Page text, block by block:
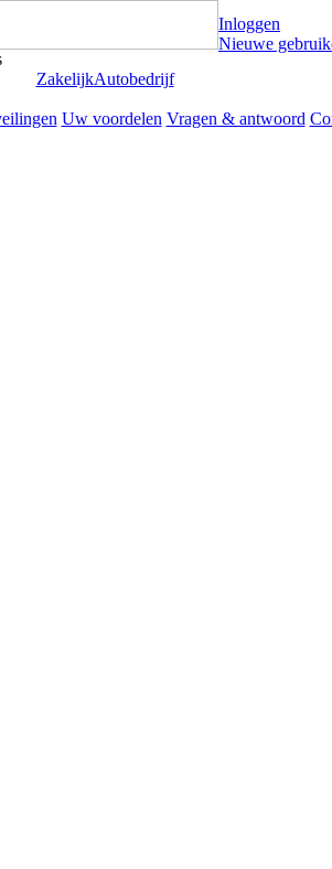
Inloggen
Nieuwe
ZakelijkAutobedrijf
Uw voordelen Vragen & antwoord